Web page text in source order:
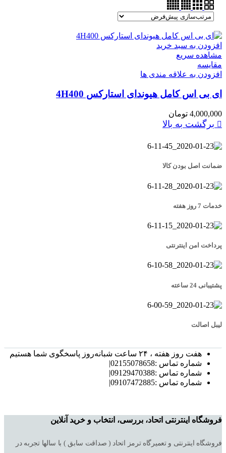
افزودن به سبد خرید
مشاهده سریع
مقایسه
افزودن به علاقه مندی ها
ای بی اس کامل هیوندای استارکس 4H400
4,000,000 تومان
برگشت به بالا
ضمانت اصل بودن کالا
خدمات 7 روز هفته
پرداخت امن اینترنتی
پشتیبانی 24 ساعته
لیبل اصالت
هفت روز هفته ، ۲۴ ساعت شبانه‌روز پاسخگوی شما هستیم
شماره تماس :02155078658|
شماره تماس :09129470388|
شماره تماس :09107472885|
فروشگاه اینترنتی اتحاد، بررسی، انتخاب و خرید آنلاین
فروشگاه اینترنتی و تعمیرگاه ترمز اتحاد ( صداقت سابق ) با سالها تجربه در